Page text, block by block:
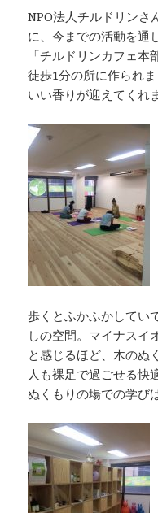
NPO法人チルドリンさ
に、今までの活動を通
「チルドリンカフェ
徒歩1分の所に作られ
いい香りが迎えてくれ
歩くとふかふかしてい
しの空間。マイナスイ
と感じるほど、木のぬ
人も裸足で過ごせる快
ぬくもりの場での学び